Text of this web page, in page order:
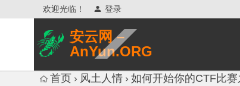
欢迎光临！ 登录
安云网 –
AnYun.ORG
网络安全研究、网络各种猎奇八卦。
首页 风土人情 如何开始你的CTF比赛